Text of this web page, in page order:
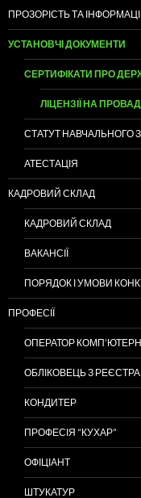
ПРОЗОРІСТЬ ТА
УСТАНОВЧІ ДОКУМЕНТИ
СЕРТИФІКАТИ ПРО
ЛІЦЕНЗІЇ НА
СТАТУТ НАВЧАЛЬНОГО
АТЕСТАЦІЯ
КАДРОВИЙ СКЛАД
КАДРОВИЙ СКЛАД
ВАКАНСІЇ
ПОРЯДОК І УМОВИ
ПРОФЕСІЇ
ОПЕРАТОР
ОБЛІКОВЕЦЬ З
КОНДИТЕР
ПРОФЕСІЯ “КУХАР”
ОФІЦІАНТ
ШТУКАТУР